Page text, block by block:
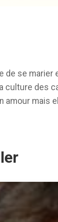
de se marier
culture des
amour mais